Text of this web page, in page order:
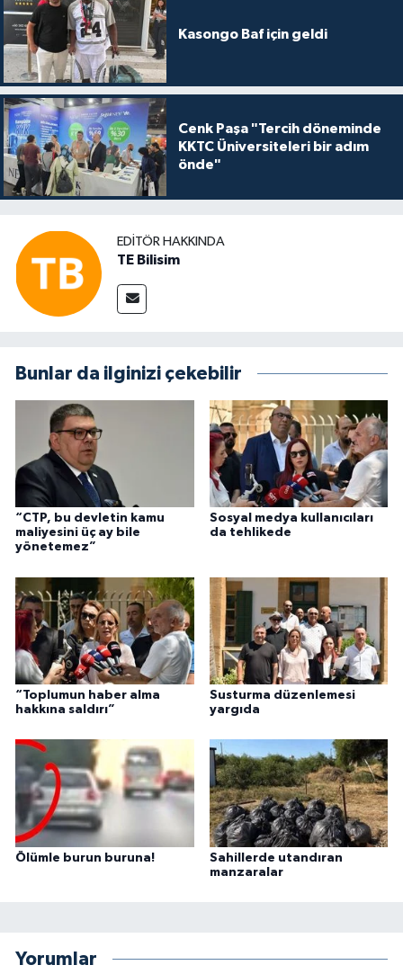
Kasongo Baf için geldi
Cenk Paşa "Tercih döneminde
KKTC Üniversiteleri bir adım
önde"
EDITÖR HAKKINDA
TE Bilisim
Bunlar da ilginizi çekebilir
“CTP, bu devletin kamu
maliyesini üç ay bile
yönetemez”
Sosyal medya kullanıcıları
da tehlikede
“Toplumun haber alma
hakkına saldırı”
Susturma düzenlemesi
yargıda
Ölümle burun buruna!
Sahillerde utandıran
manzaralar
Yorumlar